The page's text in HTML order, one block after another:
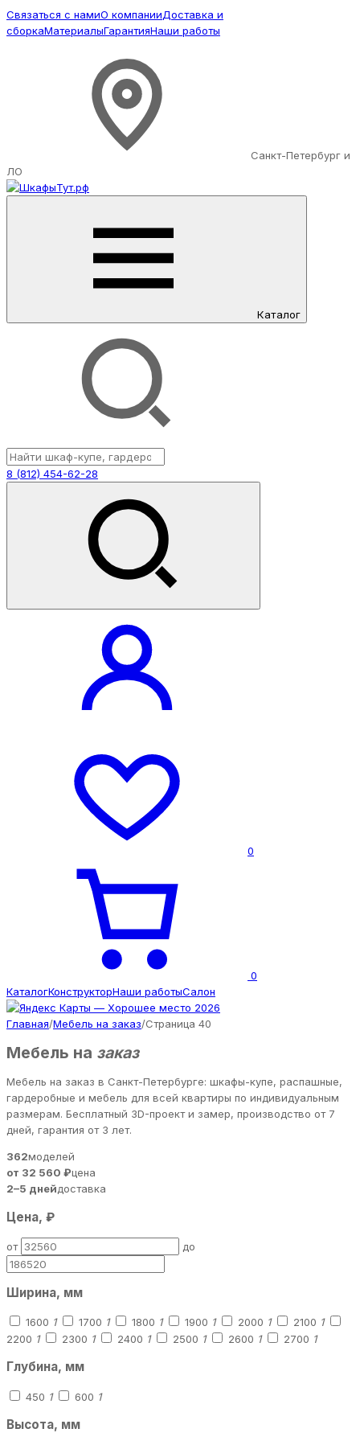
Связаться с намиО компанииДоставка и
сборкаМатериалыГарантияНаши работы
Санкт-Петербург и
ЛО
Каталог
8 (812) 454-62-28
0
0
КаталогКонструкторНаши работыСалон
Главная/Мебель на заказ/Страница 40
Мебель на заказ
Мебель на заказ в Санкт-Петербурге: шкафы-купе, распашные,
гардеробные и мебель для всей квартиры по индивидуальным
размерам. Бесплатный 3D-проект и замер, производство от 7
дней, гарантия от 3 лет.
362моделей
от 32 560 ₽цена
2–5 днейдоставка
Цена, ₽
от до
Ширина, мм
1600 1 1700 1 1800 1 1900 1 2000 1 2100 1
2200 1 2300 1 2400 1 2500 1 2600 1 2700 1
Глубина, мм
450 1 600 1
Высота, мм